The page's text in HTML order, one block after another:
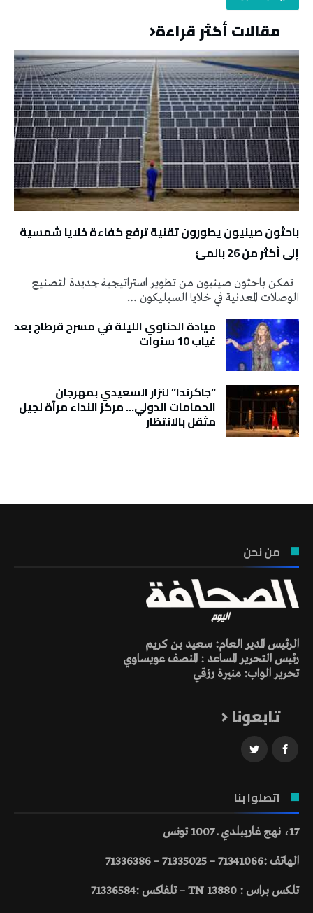
مقالات أكثر قراءة
باحثون صينيون يطورون تقنية ترفع كفاءة خلايا شمسية
إلى أكثر من 26 بالمئ
تمكن باحثون صينيون من تطوير استراتيجية جديدة لتصنيع
الوصلات المعدنية في خلايا السيليكون …
ميادة الحناوي الليلة في مسرح قرطاج بعد
غياب 10 سنوات
“جاكرندا” لنزار السعيدي بمهرجان
الحمامات الدولي… مركز النداء مرآة لجيل
مثقل بالانتظار
من نحن
الرئيس المدير العام: سعيد بن كريم
رئيس التحرير المساعد : المنصف عويساوي
تحرير الواب: منيرة رزقي
تابعونا
اتصلوا بنا
17، نهج غاريبلدي ـ 1007 تونس
الهاتف :71341066 – 71335025 – 71336386
تلكس براس : 13880 TN – تلفاكس :71336584